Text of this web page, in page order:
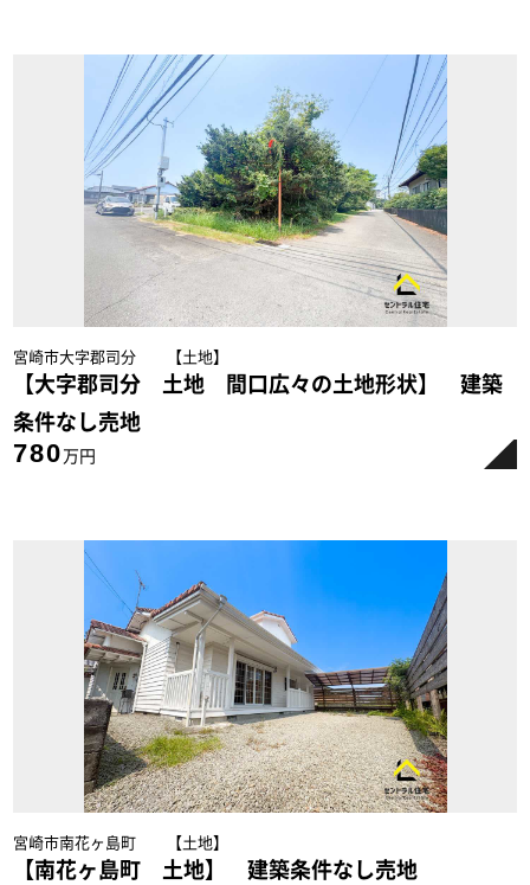
宮崎市大字郡司分 【土地】
【大字郡司分 土地 間口広々の土地形状】 建築
条件なし売地
780万円
宮崎市南花ヶ島町 【土地】
【南花ヶ島町 土地】 建築条件なし売地